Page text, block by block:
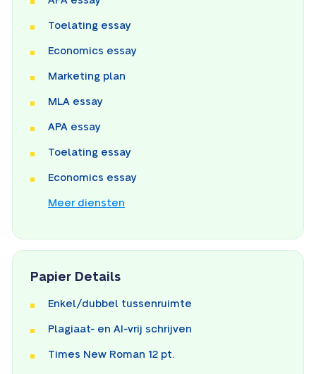
Toelating essay
Economics essay
Marketing plan
MLA essay
APA essay
Toelating essay
Economics essay
Meer diensten
Papier Details
Enkel/dubbel tussenruimte
Plagiaat- en AI-vrij schrijven
Times New Roman 12 pt.